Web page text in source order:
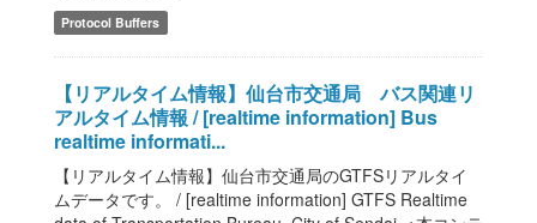
Protocol Buffers
【リアルタイム情報】仙台市交通局 バス関連リ
アルタイム情報 / [realtime information] Bus
realtime informati...
【リアルタイム情報】仙台市交通局のGTFSリアルタイ
ムデータです。 / [realtime information] GTFS Realtime